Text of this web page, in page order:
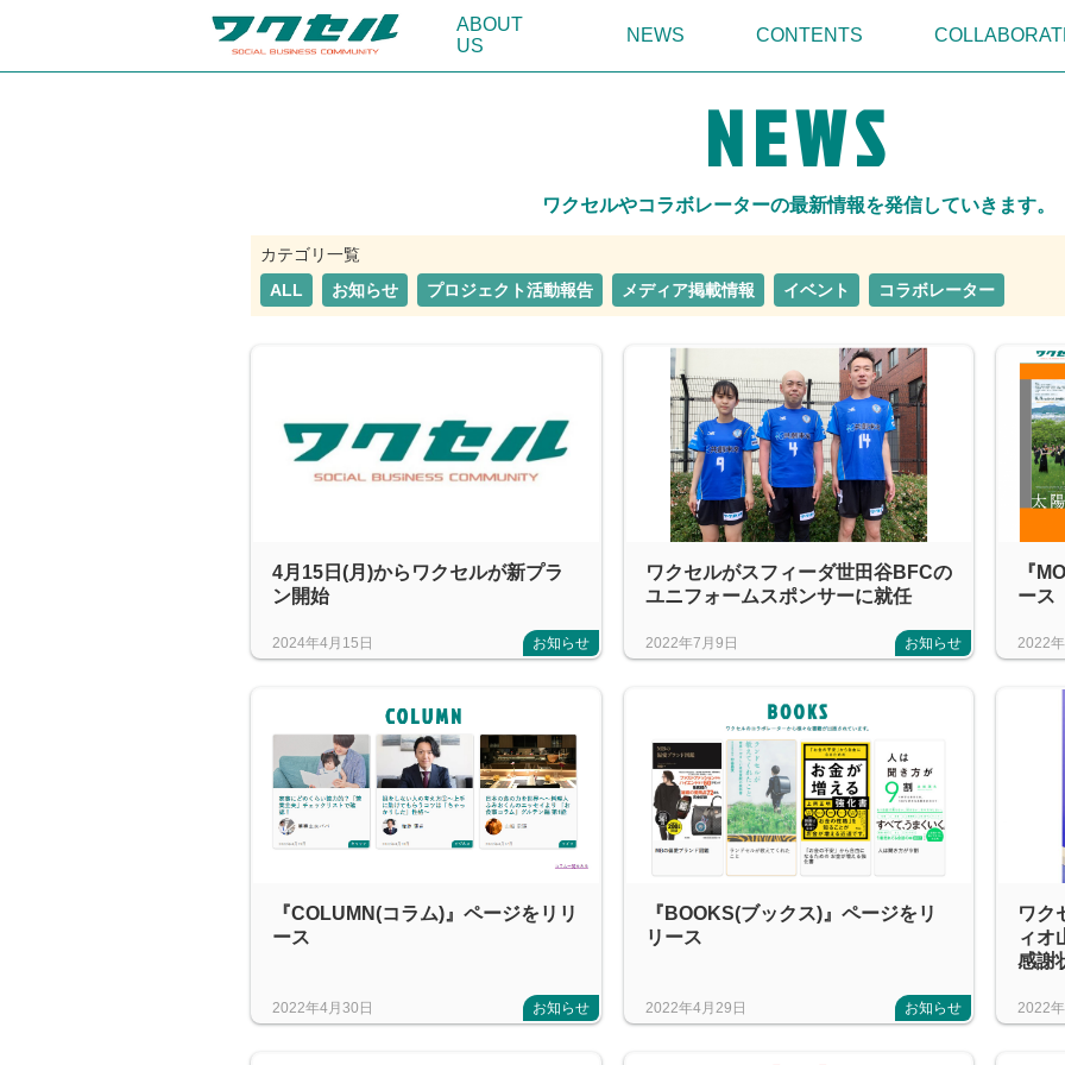
ABOUT
US
NEWS CONTENTS
NEWS
ワクセルやコラボレーターの最新情報を発信していきます。
ALL お知らせ プロジェクト活動報告 メディア掲載情報 イベント コラボレーター
4月15日(月)からワクセルが新プラ
ン開始
2024年4月15日 お知らせ
ワクセルがスフィーダ世田谷BFCの
ユニフォームスポンサーに就任
2022年7月9日 お知らせ
『
ース
2022
『COLUMN(コラム)』ページをリリ
ース
2022年4月30日 お知らせ
『BOOKS(ブックス)』ページをリ
リース
2022年4月29日 お知らせ
ワク
ィオ
感謝
2022